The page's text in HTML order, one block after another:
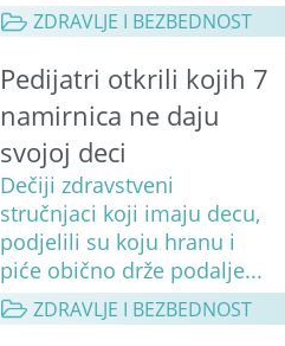
ZDRAVLJE I BEZBEDNOST
Pedijatri otkrili kojih 7
namirnica ne daju
svojoj deci
Dečiji zdravstveni
stručnjaci koji imaju decu,
podjelili su koju hranu i
piće obično drže podalje...
ZDRAVLJE I BEZBEDNOST